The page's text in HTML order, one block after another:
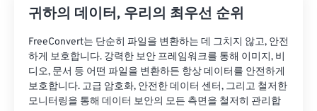
귀하의 데이터, 우리의 최우선 순위
FreeConvert는 단순히 파일을 변환하는 데 그치지 않고, 안전
하게 보호합니다. 강력한 보안 프레임워크를 통해 이미지, 비
디오, 문서 등 어떤 파일을 변환하든 항상 데이터를 안전하게
보호합니다. 고급 암호화, 안전한 데이터 센터, 그리고 철저한
모니터링을 통해 데이터 보안의 모든 측면을 철저히 관리합